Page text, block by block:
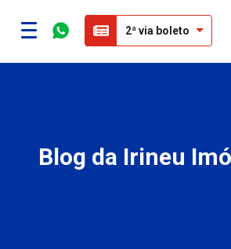
2ª via boleto
Blog da Irineu